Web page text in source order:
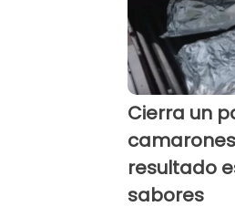
Cierra un
resultado
sabores